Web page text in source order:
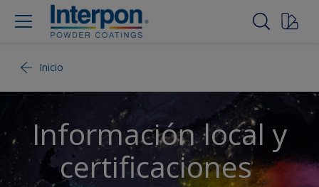
Inicio
Información local y
certificaciones